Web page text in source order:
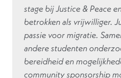
stage bij Justice & Peace
betrokken als vrijwilliger.
passie voor migratie.
andere studenten
bereidheid en
community sponsorship